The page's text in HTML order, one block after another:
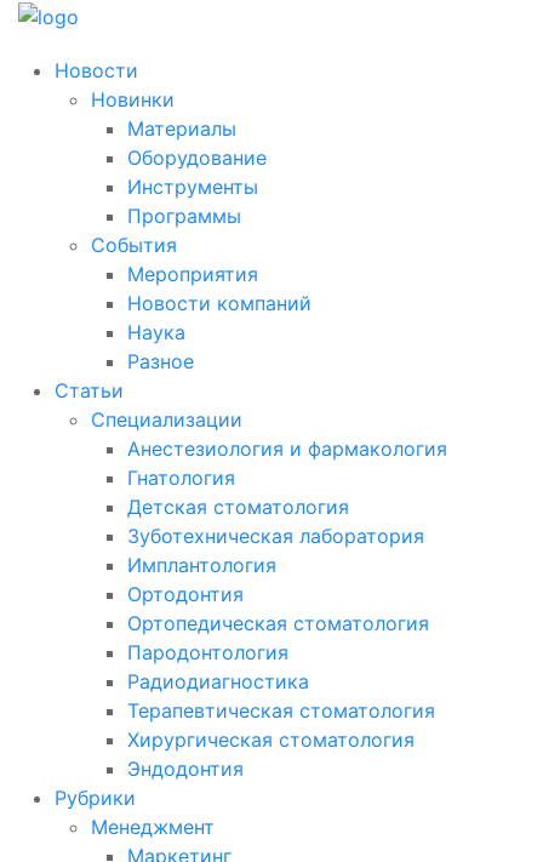
Новости
Новинки
Материалы
Оборудование
Инструменты
Программы
События
Мероприятия
Новости компаний
Наука
Разное
Статьи
Специализации
Анестезиология и фармакология
Гнатология
Детская стоматология
Зуботехническая лаборатория
Имплантология
Ортодонтия
Ортопедическая стоматология
Пародонтология
Радиодиагностика
Терапевтическая стоматология
Хирургическая стоматология
Эндодонтия
Рубрики
Менеджмент
Маркетинг